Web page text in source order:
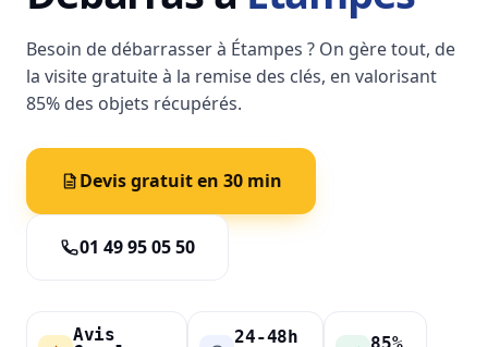
Besoin de débarrasser à Étampes ? On gère tout, de
la visite gratuite à la remise des clés, en valorisant
85% des objets récupérés.
Devis gratuit en 30 min
01 49 95 05 50
Avis
24-48h